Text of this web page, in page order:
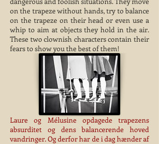
on the trapeze without hands, try to balance
on the trapeze on their head or even use a
whip to aim at objects they hold in the air.
These two clownish characters contain their
fears to show you the best of them!
Laure og Mélusine opdagede trapezens
absurditet og dens balancerende hoved
vandringer. Og derfor har de i dag hænder af